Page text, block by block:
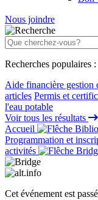
Nous joindre
Recherches populaires :
Aide financière gestion
articles Permis et
l'eau potable
Voir tous les résultats
Accueil
Programmation et
activités
Cet événement est